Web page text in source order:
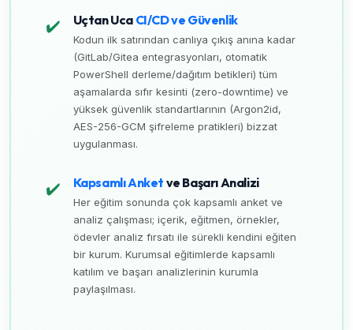
✔️ Uçtan Uca CI/CD ve Güvenlik
Kodun ilk satırından canlıya çıkış anına kadar
(GitLab/Gitea entegrasyonları, otomatik
PowerShell derleme/dağıtım betikleri) tüm
aşamalarda sıfır kesinti (zero-downtime) ve
yüksek güvenlik standartlarının (Argon2id,
AES-256-GCM şifreleme pratikleri) bizzat
uygulanması.
✔️ Kapsamlı Anket ve Başarı Analizi
Her eğitim sonunda çok kapsamlı anket ve
analiz çalışması; içerik, eğitmen, örnekler,
ödevler analiz fırsatı ile sürekli kendini eğiten
bir kurum. Kurumsal eğitimlerde kapsamlı
katılım ve başarı analizlerinin kurumla
paylaşılması.